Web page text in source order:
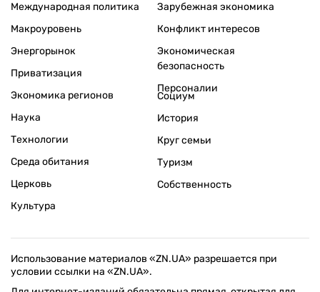
Международная политика
Макроуровень
Энергорынок
Приватизация
Экономика регионов
Зарубежная экономика
Конфликт интересов
Экономическая
безопасность
Персоналии
Наука
Технологии
Среда обитания
Церковь
Культура
Социум
История
Круг семьи
Туризм
Собственность
Использование материалов «ZN.UA» разрешается при
условии ссылки на «ZN.UA».